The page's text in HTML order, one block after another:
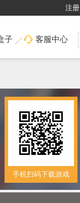
注册
子 客服中心
手机扫码下载游戏